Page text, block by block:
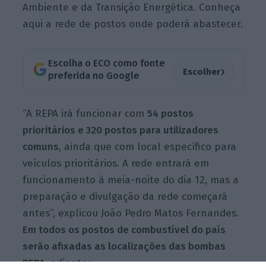
Ambiente e da Transição Energética. Conheça
aqui a rede de postos onde poderá abastecer.
Escolha o ECO como fonte
preferida no Google
Escolher›
“A REPA irá funcionar com54 postos
prioritários e 320 postos para utilizadores
comuns, ainda que com local específico para
veículos prioritários. A rede entrará em
funcionamento à meia-noite do dia 12, mas a
preparação e divulgação da rede começará
antes”, explicou João Pedro Matos Fernandes.
Em todos os postos de combustível do país
serão afixadas as localizações das bombas
REPA, adiantou.